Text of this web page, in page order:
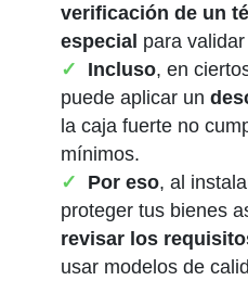
verificación de un
especial para
Incluso, en
puede aplicar un
la caja fuerte no
mínimos.
Por eso, al
proteger tus bienes
revisar los
usar modelos de